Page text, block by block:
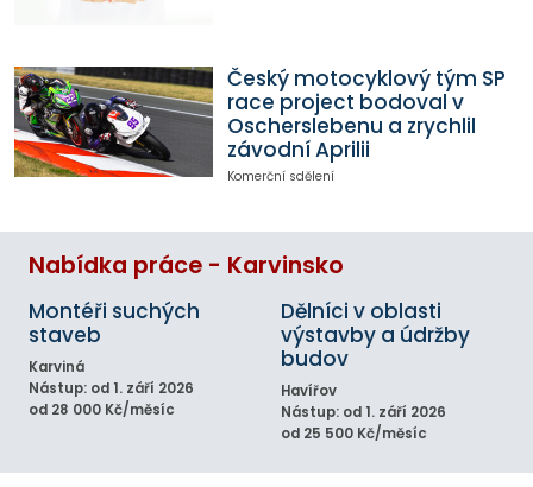
Český motocyklový tým SP
race project bodoval v
Oscherslebenu a zrychlil
závodní Aprilii
Komerční sdělení
Nabídka práce - Karvinsko
Montéři suchých
staveb
Karviná
Nástup: od 1. září 2026
od 28 000 Kč/měsíc
Dělníci v oblasti
výstavby a údržby
budov
Havířov
Nástup: od 1. září 2026
od 25 500 Kč/měsíc